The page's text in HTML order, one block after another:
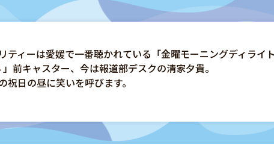
ィーは愛媛で一番聴かれている「金曜モーニングディライ
前キャスター、今は報道部デスクの清家夕貴。
日の昼に笑いを呼びます。